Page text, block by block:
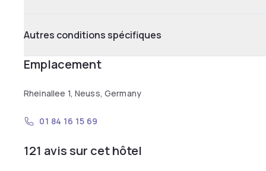
Autres conditions spécifiques
Emplacement
Rheinallee 1, Neuss, Germany
01 84 16 15 69
121 avis sur cet hôtel